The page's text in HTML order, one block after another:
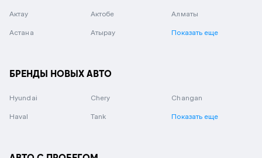
Актау Актобе Алматы
Астана Атырау Показать еще
БРЕНДЫ НОВЫХ АВТО
Hyundai Chery Changan
Haval Tank Показать еще